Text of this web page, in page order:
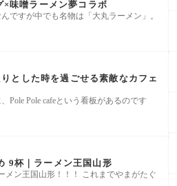
×味噌ラーメン夢コラボ
ですが中でも名物は「大丸ラーメン」。
とした時を過ごせる素敵なカフェ
Pole Pole cafeという看板があるのです
9杯｜ラーメン王国山形
メン王国山形！！！ これまでやまがたぐ